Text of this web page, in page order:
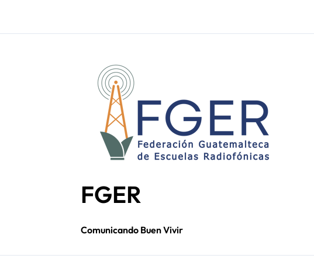
Seis décadas
FGER
Comunicando Buen Vivir